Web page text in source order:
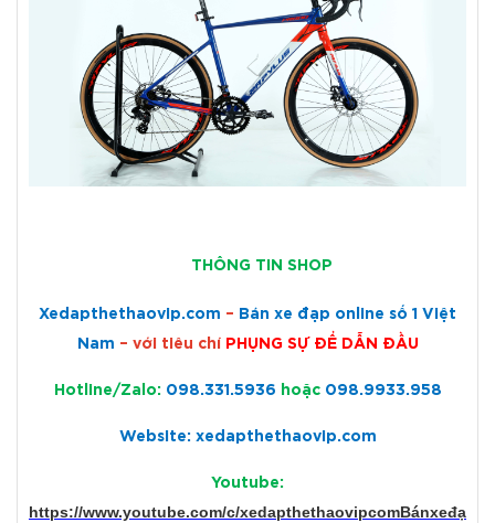
THÔNG TIN SHOP
Xedapthethaovip.com – Bán xe đạp online số 1 Việt
Nam – với tiêu chí PHỤNG SỰ ĐỂ DẪN ĐẦU
Hotline/Zalo: 098.331.5936 hoặc 098.9933.958
Website: xedapthethaovip.com
Youtube:
https://www.youtube.com/c/xedapthethaovipcomBánxeđạ